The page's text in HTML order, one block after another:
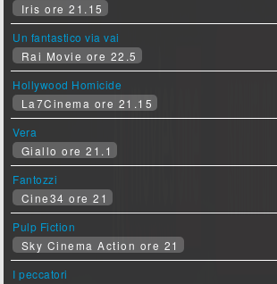
Iris ore 21.15
Un fantastico via vai
Rai Movie ore 22.5
Hollywood Homicide
La7Cinema ore 21.15
Vera
Giallo ore 21.1
Fantozzi
Cine34 ore 21
Pulp Fiction
Sky Cinema Action ore 21
I peccatori